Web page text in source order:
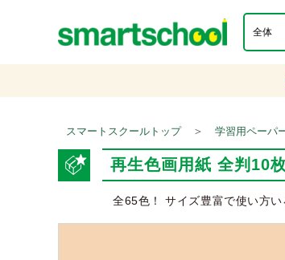
スマートスクールトップ ＞ 学習用ペーパ
再生色画用紙 全判10
全65色！ サイズ豊富で使い方い